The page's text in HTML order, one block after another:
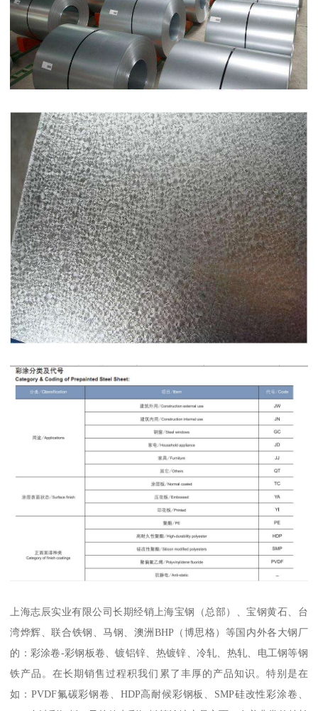
上海志辰实业有限公司长期经销上海宝钢（总部）、宝钢黄石、台
湾烨辉、联合铁钢、马钢、澳洲BHP（博思格）等国内外各大钢厂
的：彩涂卷-彩钢板卷、镀铝锌、热镀锌、冷轧、热轧、电工钢等钢
铁产品。在长期销售过程积我们累了丰厚的产品知识。特别是在
如：PVDF氟碳彩钢卷、HDP高耐候彩钢板、SMP硅改性彩涂卷、